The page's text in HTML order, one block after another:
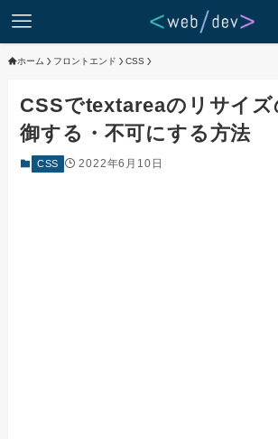
ホーム フロントエンド CSS
CSSでtextareaのリサイズ
御する・不可にする方法
CSS 2022年6月10日